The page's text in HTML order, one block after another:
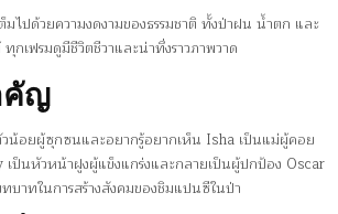
ไปด้วยความงดงามของธรรมชาติ ทั้งป่าฝน น้ำตก และ
เฟรมดูมีชีวิตชีวาและน่าทึ่งราวภาพวาด
คัญ
น้อยผู้ซุกซนและอยากรู้อยากเห็น Isha เป็นแม่ผู้คอย
ป็นหัวหน้าฝูงผู้แข็งแกร่งและกลายเป็นผู้ปกป้อง Oscar
บาทในการสร้างสังคมของชิมแปนซีในป่า